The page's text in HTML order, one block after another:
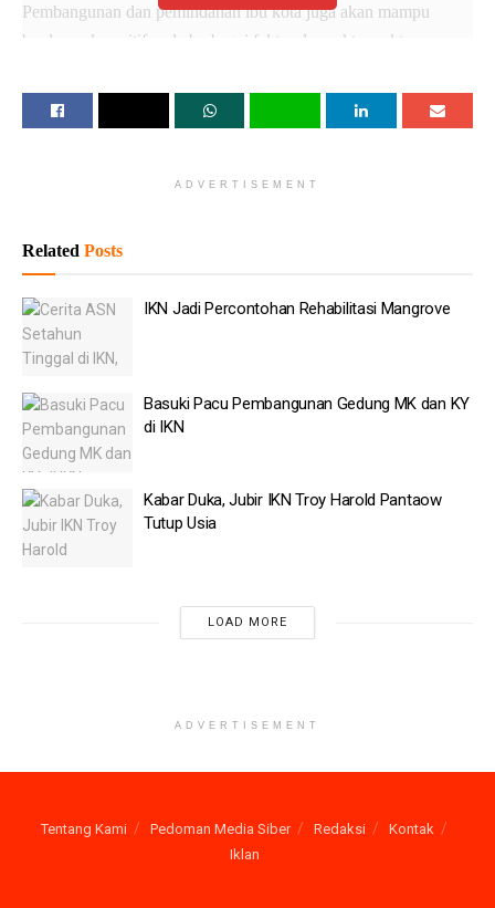
Pembangunan dan pemindahan ibu kota juga akan mampu
berdampak positif pada berbagai faktor dan sektor-sektor
2,2 persen terhadap perekonomian.
RI Jajaki Investasi Cina-Rusia Bangun Kereta Trans
Kalimantan
Gibran Tinjau Rehab Rekon Aceh
Pemerintah Pacu Operasional Kopdes, Pembangunan
35.000 Unit Dipercepat
Dirut SIG Cek ke Pabrik Semen Jaga Pasokan Distribusi
Lancar di Aceh
Industri yang tadinya bergerak di bawah kapasitas bergerak ke
kapasitas efektifnya dan mendorong purcashe manager index
haji dan umroh yang membutuhkan banyak pekerja untuk
Begitu juga dengan pembangunan IKN yang akan membuat
ADVERTISEMENT
Related Posts
IKN Jadi Percontohan Rehabilitasi Mangrove
Basuki Pacu Pembangunan Gedung MK dan KY
di IKN
Kabar Duka, Jubir IKN Troy Harold Pantaow
Tutup Usia
LOAD MORE
ADVERTISEMENT
Tentang Kami Pedoman Media Siber Redaksi
Kontak
Iklan